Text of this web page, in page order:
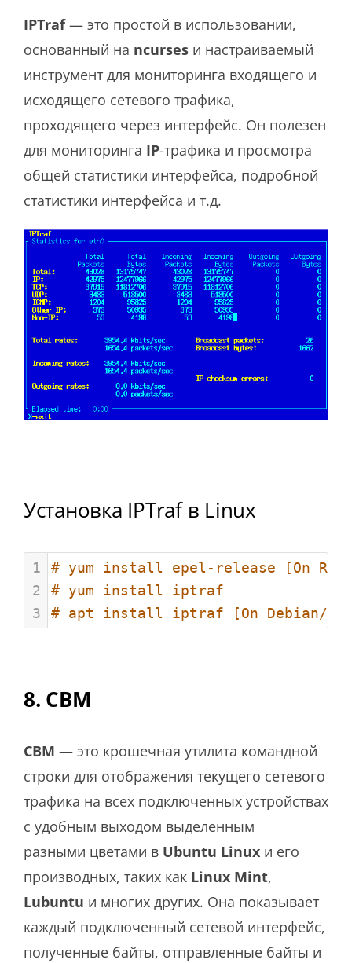
IPTraf— это простой в использовании,
основанный на ncurses и настраиваемый
инструмент для мониторинга входящего и
исходящего сетевого трафика,
проходящего через интерфейс. Он полезен
для мониторинга IP-трафика и просмотра
общей статистики интерфейса, подробной
статистики интерфейса и т.д.
Установка IPTraf в Linux
1
# yum install epel-release [On
2
# yum install iptraf
3
# apt install iptraf [On Debian/
8. CBM
CBM — это крошечная утилита командной
строки для отображения текущего сетевого
трафика на всех подключенных устройствах
с удобным выходом выделенным
разными цветами в Ubuntu Linux и его
производных, таких как Linux Mint,
Lubuntu и многих других. Она показывает
каждый подключенный сетевой интерфейс,
полученные байты, отправленные байты и